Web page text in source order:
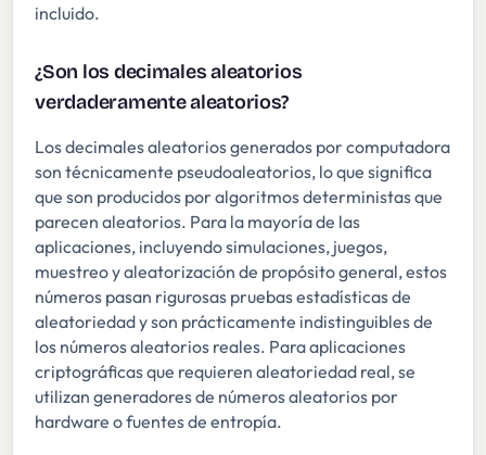
incluido.
¿Son los decimales aleatorios
verdaderamente aleatorios?
Los decimales aleatorios generados por computadora
son técnicamente pseudoaleatorios, lo que significa
que son producidos por algoritmos deterministas que
parecen aleatorios. Para la mayoría de las
aplicaciones, incluyendo simulaciones, juegos,
muestreo y aleatorización de propósito general, estos
números pasan rigurosas pruebas estadísticas de
aleatoriedad y son prácticamente indistinguibles de
los números aleatorios reales. Para aplicaciones
criptográficas que requieren aleatoriedad real, se
utilizan generadores de números aleatorios por
hardware o fuentes de entropía.